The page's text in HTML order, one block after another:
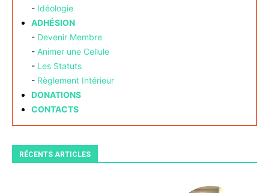
- Idéologie
ADHÉSION
- Devenir Membre
- Animer une Cellule
- Les Statuts
- Règlement Intérieur
DONATIONS
CONTACTS
RÉCENTS ARTICLES